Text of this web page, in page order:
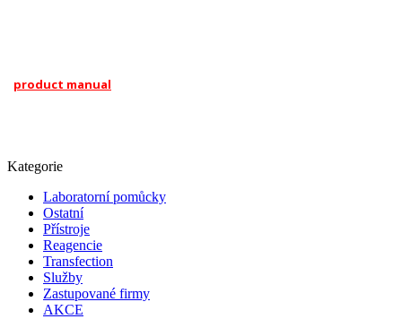
product manual
Kategorie
Laboratorní pomůcky
Ostatní
Přístroje
Reagencie
Transfection
Služby
Zastupované firmy
AKCE